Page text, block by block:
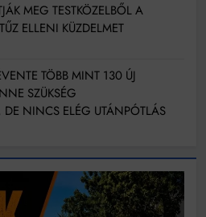
MEG TESTKÖZELBŐL A
ELLENI KÜZDELMET
TÖBB MINT 130 ÚJ
SZÜKSÉG
NINCS ELÉG UTÁNPÓTLÁS